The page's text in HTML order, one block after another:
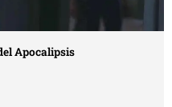
Apocalipsis